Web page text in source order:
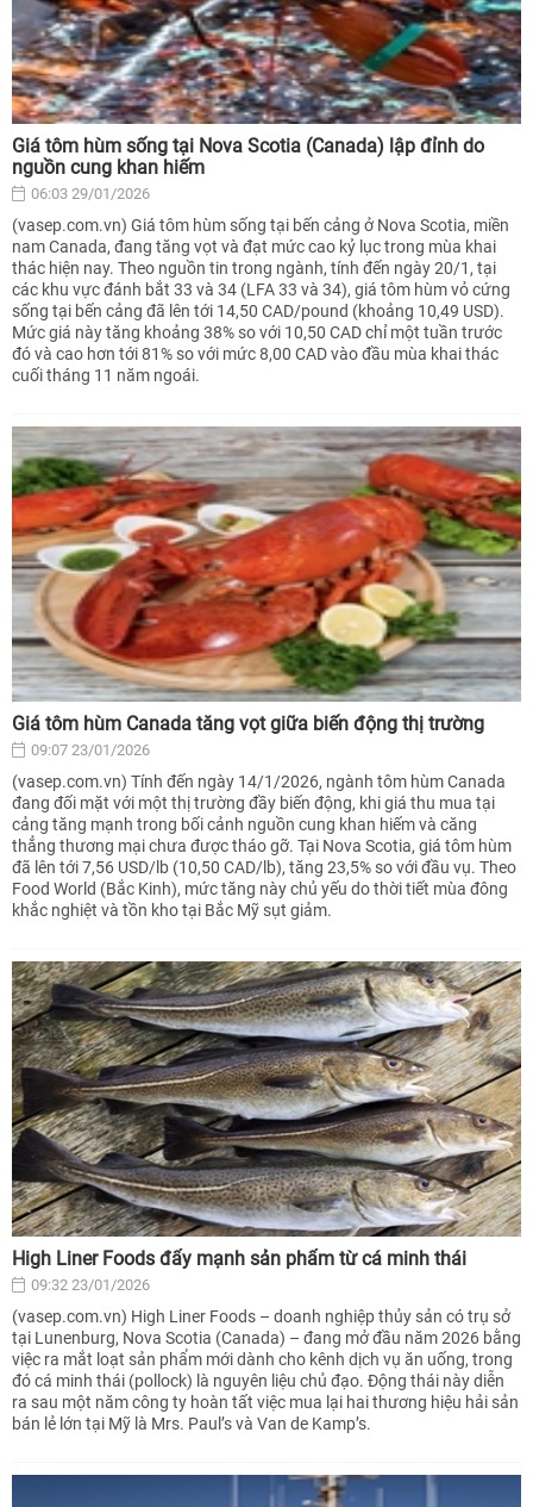
Giá tôm hùm sống tại Nova Scotia (Canada) lập đỉnh do
nguồn cung khan hiếm
06:03 29/01/2026
(vasep.com.vn) Giá tôm hùm sống tại bến cảng ở Nova Scotia, miền
nam Canada, đang tăng vọt và đạt mức cao kỷ lục trong mùa khai
thác hiện nay. Theo nguồn tin trong ngành, tính đến ngày 20/1, tại
các khu vực đánh bắt 33 và 34 (LFA 33 và 34), giá tôm hùm vỏ cứng
sống tại bến cảng đã lên tới 14,50 CAD/pound (khoảng 10,49 USD).
Mức giá này tăng khoảng 38% so với 10,50 CAD chỉ một tuần trước
đó và cao hơn tới 81% so với mức 8,00 CAD vào đầu mùa khai thác
cuối tháng 11 năm ngoái.
Giá tôm hùm Canada tăng vọt giữa biến động thị trường
09:07 23/01/2026
(vasep.com.vn) Tính đến ngày 14/1/2026, ngành tôm hùm Canada
đang đối mặt với một thị trường đầy biến động, khi giá thu mua tại
cảng tăng mạnh trong bối cảnh nguồn cung khan hiếm và căng
thẳng thương mại chưa được tháo gỡ. Tại Nova Scotia, giá tôm hùm
đã lên tới 7,56 USD/lb (10,50 CAD/lb), tăng 23,5% so với đầu vụ. Theo
Food World (Bắc Kinh), mức tăng này chủ yếu do thời tiết mùa đông
khắc nghiệt và tồn kho tại Bắc Mỹ sụt giảm.
High Liner Foods đẩy mạnh sản phẩm từ cá minh thái
09:32 23/01/2026
(vasep.com.vn) High Liner Foods – doanh nghiệp thủy sản có trụ sở
tại Lunenburg, Nova Scotia (Canada) – đang mở đầu năm 2026 bằng
việc ra mắt loạt sản phẩm mới dành cho kênh dịch vụ ăn uống, trong
đó cá minh thái (pollock) là nguyên liệu chủ đạo. Động thái này diễn
ra sau một năm công ty hoàn tất việc mua lại hai thương hiệu hải sản
bán lẻ lớn tại Mỹ là Mrs. Paul’s và Van de Kamp’s.